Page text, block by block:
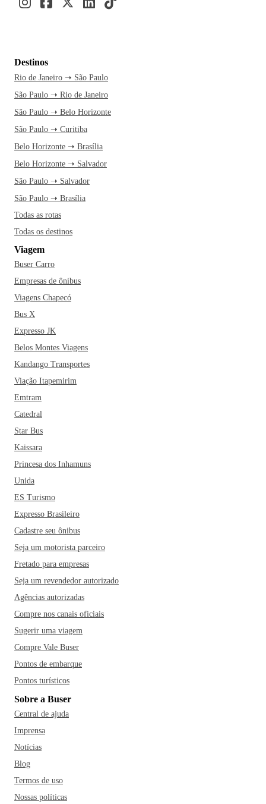
Destinos
Rio de Janeiro ➝ São Paulo
São Paulo ➝ Rio de Janeiro
São Paulo ➝ Belo Horizonte
São Paulo ➝ Curitiba
Belo Horizonte ➝ Brasília
Belo Horizonte ➝ Salvador
São Paulo ➝ Salvador
São Paulo ➝ Brasília
Todas as rotas
Todas os destinos
Viagem
Buser Carro
Empresas de ônibus
Viagens Chapecó
Bus X
Expresso JK
Belos Montes Viagens
Kandango Transportes
Viação Itapemirim
Emtram
Catedral
Star Bus
Kaissara
Princesa dos Inhamuns
Unida
ES Turismo
Expresso Brasileiro
Cadastre seu ônibus
Seja um motorista parceiro
Fretado para empresas
Seja um revendedor autorizado
Agências autorizadas
Compre nos canais oficiais
Sugerir uma viagem
Compre Vale Buser
Pontos de embarque
Pontos turísticos
Sobre a Buser
Central de ajuda
Imprensa
Notícias
Blog
Termos de uso
Nossas políticas